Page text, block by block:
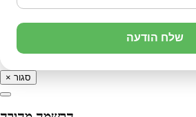
שלח הודעה
× סגור